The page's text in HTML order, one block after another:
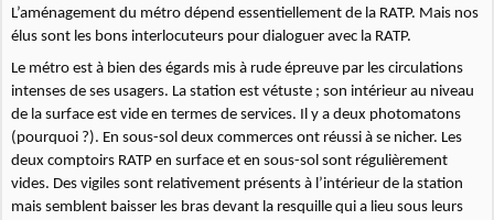
L’aménagement du métro dépend essentiellement de la RATP. Mais nos
élus sont les bons interlocuteurs pour dialoguer avec la RATP.
Le métro est à bien des égards mis à rude épreuve par les circulations
intenses de ses usagers. La station est vétuste ; son intérieur au niveau
de la surface est vide en termes de services. Il y a deux photomatons
(pourquoi ?). En sous-sol deux commerces ont réussi à se nicher. Les
deux comptoirs RATP en surface et en sous-sol sont régulièrement
vides. Des vigiles sont relativement présents à l’intérieur de la station
mais semblent baisser les bras devant la resquille qui a lieu sous leurs